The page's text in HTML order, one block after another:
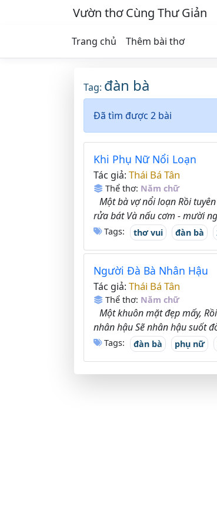
Vườn thơ Cùng Thư Giản
Trang chủ Thêm bài thơ
Tag: đàn bà
Đã tìm được 2 bài
Khi Phụ Nữ Nổi Loạn
Tác giả: Thái Bá Tân
Thể thơ: Năm chữ
Một bà vợ nổi loạn Rồi
rửa bát Và nấu cơm - mười
Tags: thơ vui đàn bà
Người Đà Bà Nhân Hậu
Tác giả: Thái Bá Tân
Thể thơ: Năm chữ
Một khuôn mặt đẹp mấy,
nhân hậu Sẽ nhân hậu suốt
Tags: đàn bà phụ nữ